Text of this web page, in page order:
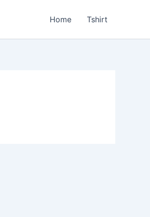
Home Tshirt